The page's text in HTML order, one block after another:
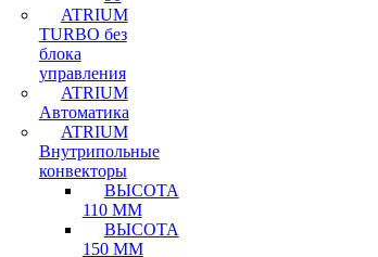
ATRIUM
TURBO без
блока
управления
ATRIUM
Автоматика
ATRIUM
Внутрипольные
конвекторы
ВЫСОТА
110 ММ
ВЫСОТА
150 ММ